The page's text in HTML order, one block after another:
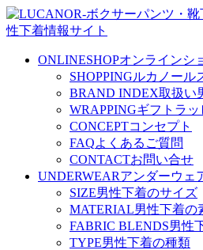
ONLINESHOPオンラインシ
SHOPPINGルカノール
BRAND INDEX取扱い
WRAPPINGギフトラッ
CONCEPTコンセプト
FAQよくあるご質問
CONTACTお問い合せ
UNDERWEARアンダーウェ
SIZE男性下着のサイズ
MATERIAL男性下着の
FABRIC BLENDS男性
TYPE男性下着の種類